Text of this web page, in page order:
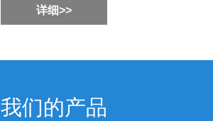
详细>>
我们的产品